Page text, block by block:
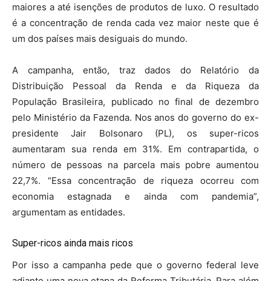
maiores a até isenções de produtos de luxo. O resultado
é a concentração de renda cada vez maior neste que é
um dos países mais desiguais do mundo.
A campanha, então, traz dados do Relatório da
Distribuição Pessoal da Renda e da Riqueza da
População Brasileira, publicado no final de dezembro
pelo Ministério da Fazenda. Nos anos do governo do ex-
presidente Jair Bolsonaro (PL), os super-ricos
aumentaram sua renda em 31%. Em contrapartida, o
número de pessoas na parcela mais pobre aumentou
22,7%. “Essa concentração de riqueza ocorreu com
economia estagnada e ainda com pandemia”,
argumentam as entidades.
Super-ricos ainda mais ricos
Por isso a campanha pede que o governo federal leve